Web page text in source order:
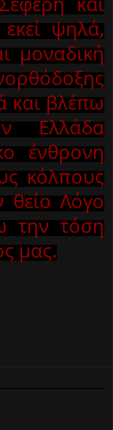
ψηλά,
μοναδική
και βλέπω
Ελλάδα
ένθρονη
κόλπους
Λόγο
την τόση
μας.